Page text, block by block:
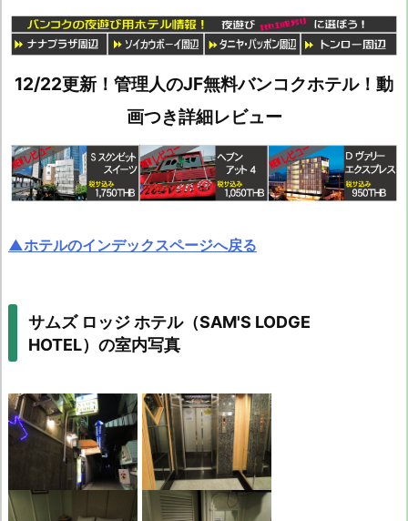
12/22更新！管理人のJF無料バンコクホテル！動
画つき詳細レビュー
▲ホテルのインデックスページへ戻る
サムズ ロッジ ホテル（SAM'S LODGE
HOTEL）の室内写真